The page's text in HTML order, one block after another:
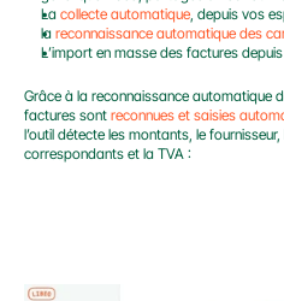
La collecte automatique, depuis vos
la reconnaissance automatique des
L’import en masse des factures
Grâce à la reconnaissance automatique
factures sont reconnues et saisies
l’outil détecte les montants, le
correspondants et la TVA :